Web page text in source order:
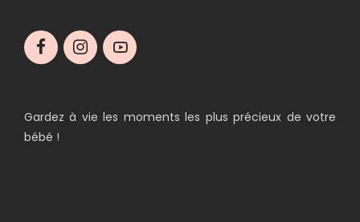
Gardez à vie les moments les plus précieux de votre
bébé !